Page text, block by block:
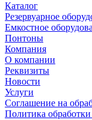
Каталог
Резервуарное
Емкостное
Понтоны
Компания
О компании
Реквизиты
Новости
Услуги
Соглашение на
Политика